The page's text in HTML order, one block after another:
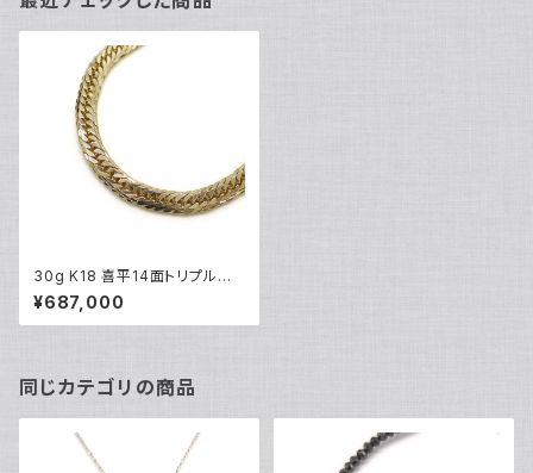
30g K18 喜平14面トリプルネッ
クレス 18金 ネックレスチェーン
Y04776
¥687,000
同じカテゴリの商品